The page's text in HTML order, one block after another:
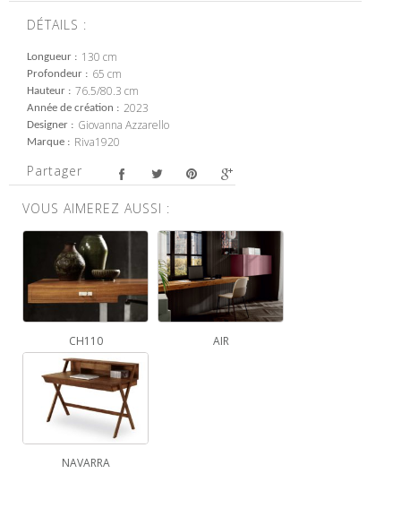
DÉTAILS :
Longueur 130 cm
Profondeur 65 cm
Hauteur 76.5/80.3 cm
Année de création 2023
Designer Giovanna Azzarello
Marque Riva1920
Partager
VOUS AIMEREZ AUSSI :
CH110 AIR
NAVARRA